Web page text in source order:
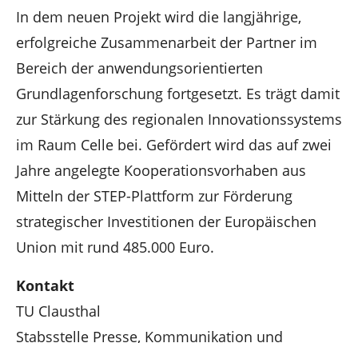
In dem neuen Projekt wird die langjährige,
erfolgreiche Zusammenarbeit der Partner im
Bereich der anwendungsorientierten
Grundlagenforschung fortgesetzt. Es trägt damit
zur Stärkung des regionalen Innovationssystems
im Raum Celle bei. Gefördert wird das auf zwei
Jahre angelegte Kooperationsvorhaben aus
Mitteln der STEP-Plattform zur Förderung
strategischer Investitionen der Europäischen
Union mit rund 485.000 Euro.
Kontakt
TU Clausthal
Stabsstelle Presse, Kommunikation und